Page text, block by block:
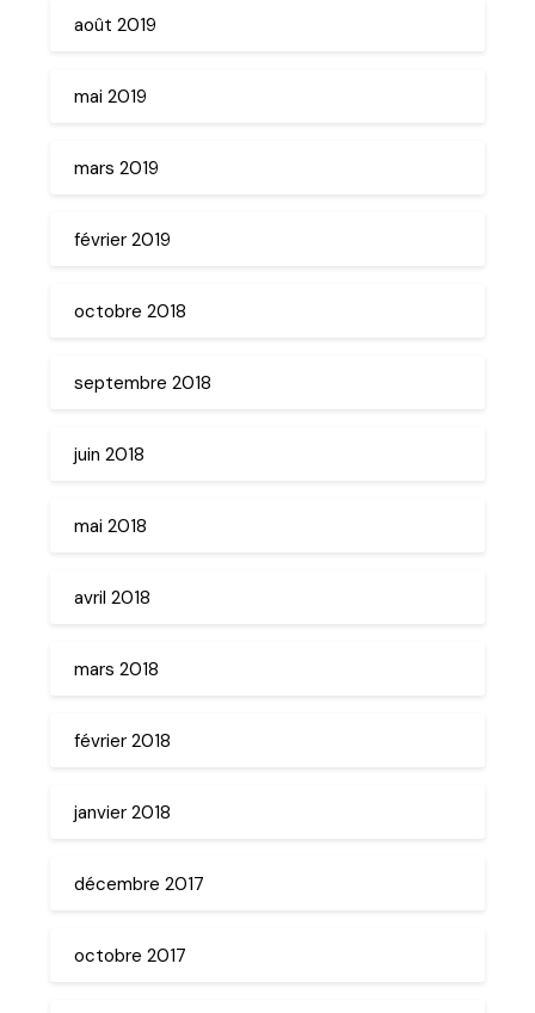
août 2019
mai 2019
mars 2019
février 2019
octobre 2018
septembre 2018
juin 2018
mai 2018
avril 2018
mars 2018
février 2018
janvier 2018
décembre 2017
octobre 2017